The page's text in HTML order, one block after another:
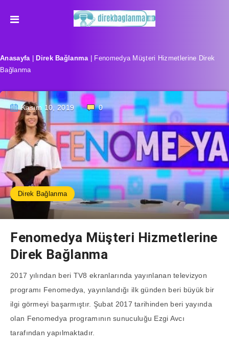
Anasayfa| Direk Bağlanma|
Fenomedya Müşteri Hizmetlerine Direk
Bağlanma
Kasım 10, 2019 0
Direk Bağlanma
Fenomedya Müşteri Hizmetlerine
Direk Bağlanma
2017 yılından beri TV8 ekranlarında yayınlanan televizyon
programı Fenomedya, yayınlandığı ilk günden beri büyük bir
ilgi görmeyi başarmıştır. Şubat 2017 tarihinden beri yayında
olan Fenomedya programının sunuculuğu Ezgi Avcı
tarafından yapılmaktadır.